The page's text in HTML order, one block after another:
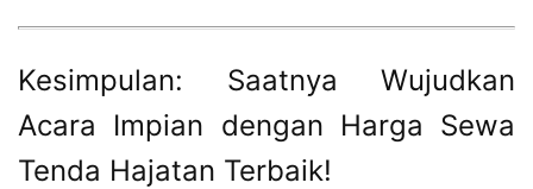
Kesimpulan: Saatnya Wujudkan
Acara Impian dengan Harga Sewa
Tenda Hajatan Terbaik!